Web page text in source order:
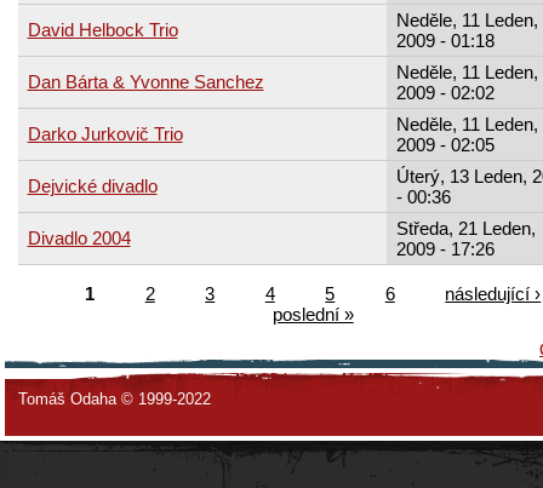
David Helbock Trio
Neděle, 11 Leden,
2009 - 01:18
Dan Bárta & Yvonne Sanchez
Neděle, 11 Leden,
2009 - 02:02
Darko Jurkovič Trio
Neděle, 11 Leden,
2009 - 02:05
Dejvické divadlo
Úterý, 13 Leden,
- 00:36
Divadlo 2004
Středa, 21 Leden,
2009 - 17:26
1 2 3 4 5 6
následující ›
poslední »
Tomáš Odaha © 1999-2022